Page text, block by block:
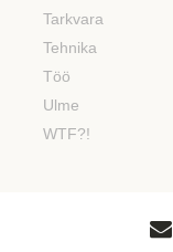
Tarkvara
Tehnika
Töö
Ulme
WTF?!